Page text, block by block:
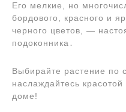
Его мелкие, но
бордового, красного и
черного цветов, ―
подоконника․
Выбирайте растение по
наслаждайтесь
доме!